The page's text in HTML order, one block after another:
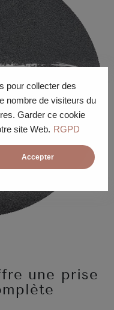
pour collecter des
nombre de visiteurs du
Garder ce cookie
site Web. RGPD
Accepter
une prise